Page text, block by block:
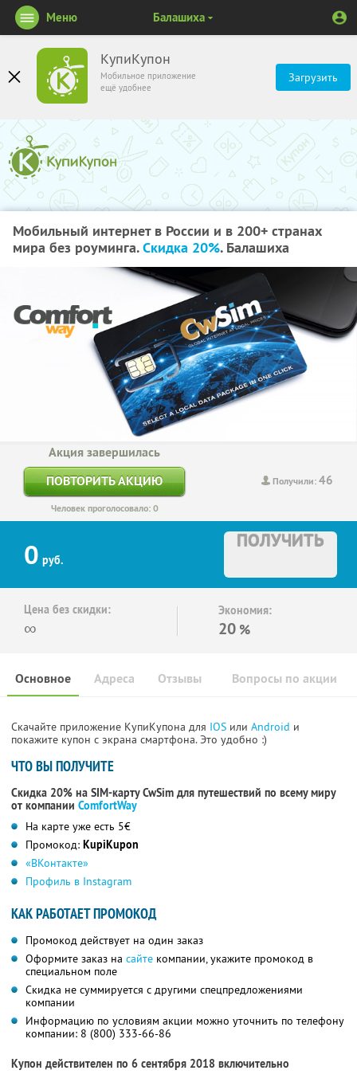
КупиКупон
Мобильное приложение
ещё удобнее
Загрузить
Меню Балашиха
Мобильный интернет в России и в 200+ странах
мира без роуминга.Скидка 20%. Балашиха
Получили:46
Акция завершилась
ПОВТОРИТЬ АКЦИЮ
Человек проголосовало: 0
0 руб.
ПОЛУЧИТЬ
Цена без скидки:
∞
Экономия:
20 %
Основное Отзывы Вопросы по акции
Адреса
Скачайте приложение КупиКупона для IOS или Android и
покажите купон с экрана смартфона. Это удобно :)
ЧТО ВЫ ПОЛУЧИТЕ
Скидка 20% на SIM-карту CwSim для путешествий по всему миру
от компании ComfortWay
На карте уже есть 5€
Промокод: KupiKupon
«ВКонтакте»
Профиль в Instagram
КАК РАБОТАЕТ ПРОМОКОД
Промокод действует на один заказ
Оформите заказ на сайте компании, укажите промокод в
специальном поле
Скидка не суммируется с другими спецпредложениями
компании
Информацию по условиям акции можно уточнить по телефону
компании: 8 (800) 333-66-86
Купон действителен по 6 сентября 2018 включительно